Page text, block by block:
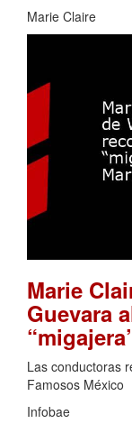
Marie Claire
Marie
Guevara
Las conductoras
Famosos México
Infobae